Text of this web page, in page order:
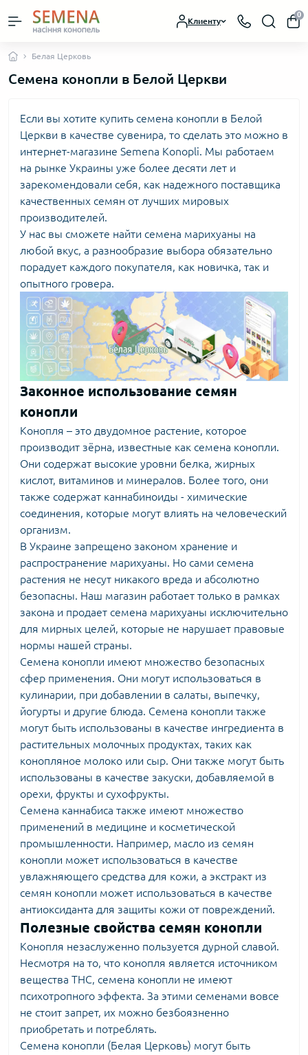
Клиенту
0
Белая Церковь
Семена конопли в Белой Церкви
Если вы хотите купить семена конопли в Белой
Церкви в качестве сувенира, то сделать это можно в
интернет-магазине Semena Konopli. Мы работаем
на рынке Украины уже более десяти лет и
зарекомендовали себя, как надежного поставщика
качественных семян от лучших мировых
производителей.
У нас вы сможете найти семена марихуаны на
любой вкус, а разнообразие выбора обязательно
порадует каждого покупателя, как новичка, так и
опытного гровера.
Законное использование семян
конопли
Конопля – это двудомное растение, которое
производит зёрна, известные как семена конопли.
Они содержат высокие уровни белка, жирных
кислот, витаминов и минералов. Более того, они
также содержат каннабиноиды - химические
соединения, которые могут влиять на человеческий
организм.
В Украине запрещено законом хранение и
распространение марихуаны. Но сами семена
растения не несут никакого вреда и абсолютно
безопасны. Наш магазин работает только в рамках
закона и продает семена марихуаны исключительно
для мирных целей, которые не нарушает правовые
нормы нашей страны.
Семена конопли имеют множество безопасных
сфер применения. Они могут использоваться в
кулинарии, при добавлении в салаты, выпечку,
йогурты и другие блюда. Семена конопли также
могут быть использованы в качестве ингредиента в
растительных молочных продуктах, таких как
конопляное молоко или сыр. Они также могут быть
использованы в качестве закуски, добавляемой в
орехи, фрукты и сухофрукты.
Семена каннабиса также имеют множество
применений в медицине и косметической
промышленности. Например, масло из семян
конопли может использоваться в качестве
увлажняющего средства для кожи, а экстракт из
семян конопли может использоваться в качестве
антиоксиданта для защиты кожи от повреждений.
Полезные свойства семян конопли
Конопля незаслуженно пользуется дурной славой.
Несмотря на то, что конопля является источником
вещества THC, семена конопли не имеют
психотропного эффекта. За этими семенами вовсе
не стоит запрет, их можно безбоязненно
приобретать и потреблять.
Семена конопли (Белая Церковь) могут быть